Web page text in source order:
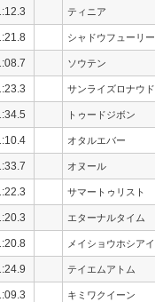
ティニア
シャドウフューリー
ソウテン
サンライズロナウド
トゥードジボン
オタルエバー
オヌール
サマートゥリスト
エターナルタイム
メイショウホシアイ
テイエムアトム
キミワクイーン